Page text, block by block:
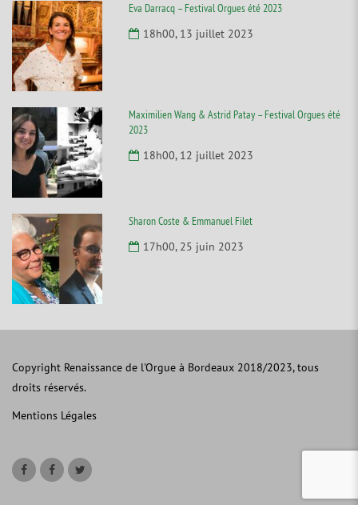
Eva Darracq – Festival Orgues été 2023
18h00, 13 juillet 2023
Maximilien Wang & Astrid Patay – Festival Orgues été
2023
18h00, 12 juillet 2023
Sharon Coste & Emmanuel Filet
17h00, 25 juin 2023
Copyright Renaissance de l'Orgue à Bordeaux 2018/2023, tous
droits réservés.
Mentions Légales